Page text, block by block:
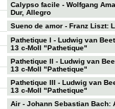
Calypso facile - Wolfgang
Dur, Allegro
Sueno de amor - Franz Liszt:
Pathetique I - Ludwig van
13 c-Moll "Pathetique"
Pathetique II - Ludwig van
13 c-Moll "Pathetique"
Pathetique III - Ludwig van
13 c-Moll "Pathetique"
Air - Johann Sebastian Bach: